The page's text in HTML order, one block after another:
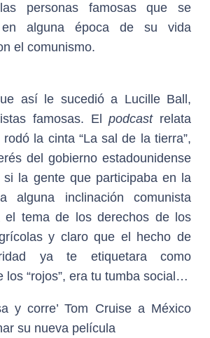
personas famosas que se
alguna época de su vida
el comunismo.
así le sucedió a Lucille Ball,
famosas. Elpodcast relata
la cinta “La sal de la tierra”,
del gobierno estadounidense
si la gente que participaba en la
alguna inclinación comunista
el tema de los derechos de los
y claro que el hecho de
ya te etiquetara como
los “rojos”, era tu tumba social…
y corre’ Tom Cruise a México
su nueva película